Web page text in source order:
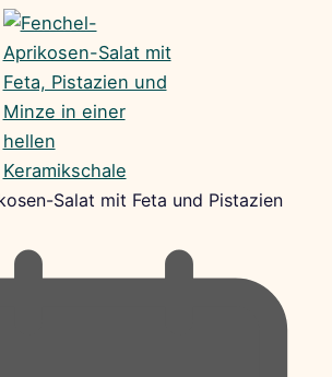
Salat mit Feta und Pistazien